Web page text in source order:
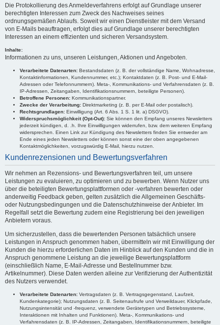
Die Protokollierung des Anmeldeverfahrens erfolgt auf Grundlage unserer
berechtigten Interessen zum Zweck des Nachweises seines
ordnungsgemäßen Ablaufs. Soweit wir einen Dienstleister mit dem Versand
von E-Mails beauftragen, erfolgt dies auf Grundlage unserer berechtigten
Interessen an einem effizienten und sicheren Versandsystem.
Inhalte:
Informationen zu uns, unseren Leistungen, Aktionen und Angeboten.
Verarbeitete Datenarten: Bestandsdaten (z. B. der vollständige Name, Wohnadresse,
Kontaktinformationen, Kundennummer, etc.); Kontaktdaten (z. B. Post- und E-Mail-
Adressen oder Telefonnummern). Meta-, Kommunikations- und Verfahrensdaten (z. B.
IP-Adressen, Zeitangaben, Identifikationsnummern, beteiligte Personen).
Betroffene Personen: Kommunikationspartner.
Zwecke der Verarbeitung: Direktmarketing (z. B. per E-Mail oder postalisch).
Rechtsgrundlagen: Einwilligung (Art. 6 Abs. 1 S. 1 lit. a) DSGVO).
Widerspruchsmöglichkeit (Opt-Out): Sie können den Empfang unseres Newsletters
jederzeit kündigen, d. .h. Ihre Einwilligungen widerrufen, bzw. dem weiteren Empfang
widersprechen. Einen Link zur Kündigung des Newsletters finden Sie entweder am
Ende eines jeden Newsletters oder können sonst eine der oben angegebenen
Kontaktmöglichkeiten, vorzugswürdig E-Mail, hierzu nutzen.
Kundenrezensionen und Bewertungsverfahren
Wir nehmen an Rezensions- und Bewertungsverfahren teil, um unsere
Leistungen zu evaluieren, zu optimieren und zu bewerben. Wenn Nutzer uns
über die beteiligten Bewertungsplattformen oder -verfahren bewerten oder
anderweitig Feedback geben, gelten zusätzlich die Allgemeinen Geschäfts-
oder Nutzungsbedingungen und die Datenschutzhinweise der Anbieter. Im
Regelfall setzt die Bewertung zudem eine Registrierung bei den jeweiligen
Anbietern voraus.
Um sicherzustellen, dass die bewertenden Personen tatsächlich unsere
Leistungen in Anspruch genommen haben, übermitteln wir mit Einwilligung der
Kunden die hierzu erforderlichen Daten im Hinblick auf den Kunden und die in
Anspruch genommene Leistung an die jeweilige Bewertungsplattform
(einschließlich Name, E-Mail-Adresse und Bestellnummer bzw.
Artikelnummer). Diese Daten werden alleine zur Verifizierung der Authentizität
des Nutzers verwendet.
Verarbeitete Datenarten: Vertragsdaten (z. B. Vertragsgegenstand, Laufzeit,
Kundenkategorie); Nutzungsdaten (z. B. Seitenaufrufe und Verweildauer, Klickpfade,
Nutzungsintensität und -frequenz, verwendete Gerätetypen und Betriebssysteme,
Interaktionen mit Inhalten und Funktionen). Meta-, Kommunikations- und
Verfahrensdaten (z. B. IP-Adressen, Zeitangaben, Identifikationsnummern, beteiligte